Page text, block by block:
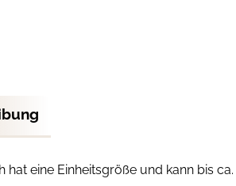
hat eine Einheitsgröße und kann bis